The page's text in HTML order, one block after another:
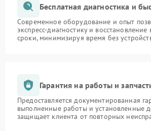
Бесплатная диагностика и
Современное оборудование и опыт
экспресс-диагностику и
сроки, минимизируя время без
Гарантия на работы и
Предоставляется документированная
выполненные работы и установленные
защищает клиента от повторных